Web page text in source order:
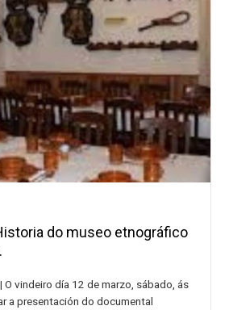
do museo etnográfico
O vindeiro día 12 de marzo, sábado, ás
a presentación do documental